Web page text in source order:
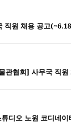
직원 채용 공고
관협회] 사무국 직
디오 노원 코디네이